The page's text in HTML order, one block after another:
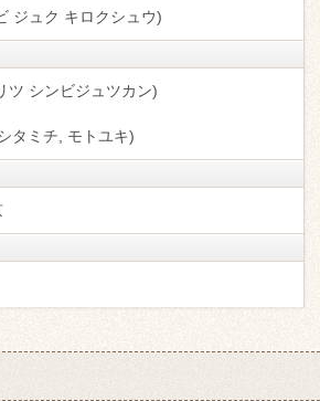
ジュク キロクシュウ)
ツ シンビジュツカン)
タミチ, モトユキ)